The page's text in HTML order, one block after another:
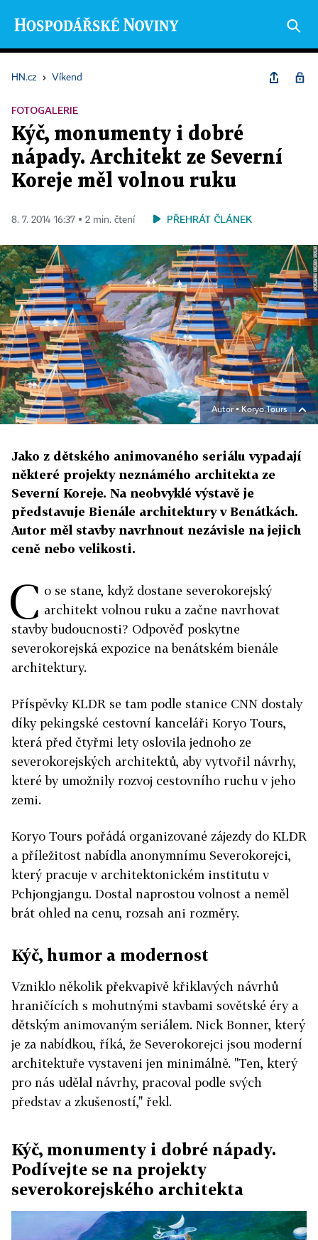
HN.cz › Víkend
FOTOGALERIE
Kýč, monumenty i dobré
nápady. Architekt ze Severní
Koreje měl volnou ruku
8. 7. 2014 16:37 ▪ 2 min. čtení PŘEHRÁT ČLÁNEK
Autor ▪Koryo Tours
Jako z dětského animovaného seriálu vypadají
některé projekty neznámého architekta ze
Severní Koreje. Na neobvyklé výstavě je
představuje Bienále architektury v Benátkách.
Autor měl stavby navrhnout nezávisle na jejich
ceně nebo velikosti.
C o se stane, když dostane severokorejský
architekt volnou ruku a začne navrhovat
stavby budoucnosti? Odpověď poskytne
severokorejská expozice na benátském bienále
architektury.
Příspěvky KLDR se tam podle stanice CNN dostaly
díky pekingské cestovní kanceláři Koryo Tours,
která před čtyřmi lety oslovila jednoho ze
severokorejských architektů, aby vytvořil návrhy,
které by umožnily rozvoj cestovního ruchu v jeho
zemi.
Koryo Tours pořádá organizované zájezdy do KLDR
a příležitost nabídla anonymnímu Severokorejci,
který pracuje v architektonickém institutu v
Pchjongjangu. Dostal naprostou volnost a neměl
brát ohled na cenu, rozsah ani rozměry.
Kýč, humor a modernost
Vzniklo několik překvapivě křiklavých návrhů
hraničících s mohutnými stavbami sovětské éry a
dětským animovaným seriálem. Nick Bonner, který
je za nabídkou, říká, že Severokorejci jsou moderní
architektuře vystaveni jen minimálně. "Ten, který
pro nás udělal návrhy, pracoval podle svých
představ a zkušeností," řekl.
Kýč, monumenty i dobré nápady.
Podívejte se na projekty
severokorejského architekta